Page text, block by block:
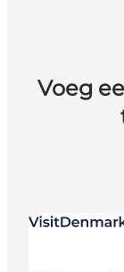
Voeg